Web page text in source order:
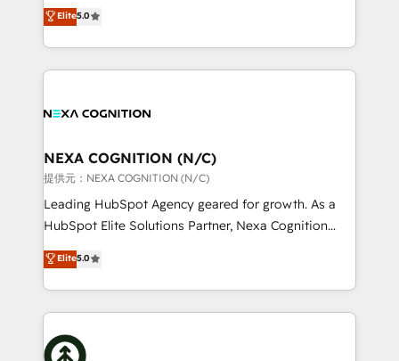
we’ve seen how the right HubSpot setup drives real
results: better leads, stronger sales meetings, and
New Zealand, and globally to realise their full
potential through enterprise HubSpot CRM
implementation. And we deliver best practice across
the whole HubSpot platform, covering marketing,
all businesses, from start-up to Enterprise, and have
the world. Our human approach to digital
transformation is designed for businesses who want
to grow. And we're passionate about APAC
businesses leading the world in technology, agility
record migrating businesses from CRM & Marketing
Platforms such as Salesforce, Dynamics, Pipedrive,
with attract and retain customers, manage their
Elite5.0
NEXA COGNITION (N/C)
提供元：NEXA COGNITION (N/C)
Leading HubSpot Agency geared for growth. As a
HubSpot Elite Solutions Partner, Nexa Cognition
ranks in the top 1% of global HubSpot Partners and
has been one of the longest-standing partners since
2012. We empower businesses to harness the full
potential of HubSpot by combining strategic
insights with technical excellence, we deliver
bespoke HubSpot solutions tailored to drive
Elite5.0